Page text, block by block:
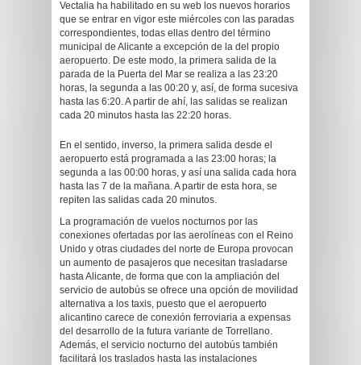
Vectalia ha habilitado en su web los nuevos horarios
que se entrar en vigor este miércoles con las paradas
correspondientes, todas ellas dentro del término
municipal de Alicante a excepción de la del propio
aeropuerto. De este modo, la primera salida de la
parada de la Puerta del Mar se realiza a las 23:20
horas, la segunda a las 00:20 y, así, de forma sucesiva
hasta las 6:20. A partir de ahí, las salidas se realizan
cada 20 minutos hasta las 22:20 horas.
En el sentido, inverso, la primera salida desde el
aeropuerto está programada a las 23:00 horas; la
segunda a las 00:00 horas, y así una salida cada hora
hasta las 7 de la mañana. A partir de esta hora, se
repiten las salidas cada 20 minutos.
La programación de vuelos nocturnos por las
conexiones ofertadas por las aerolíneas con el Reino
Unido y otras ciudades del norte de Europa provocan
un aumento de pasajeros que necesitan trasladarse
hasta Alicante, de forma que con la ampliación del
servicio de autobús se ofrece una opción de movilidad
alternativa a los taxis, puesto que el aeropuerto
alicantino carece de conexión ferroviaria a expensas
del desarrollo de la futura variante de Torrellano.
Además, el servicio nocturno del autobús también
facilitará los traslados hasta las instalaciones